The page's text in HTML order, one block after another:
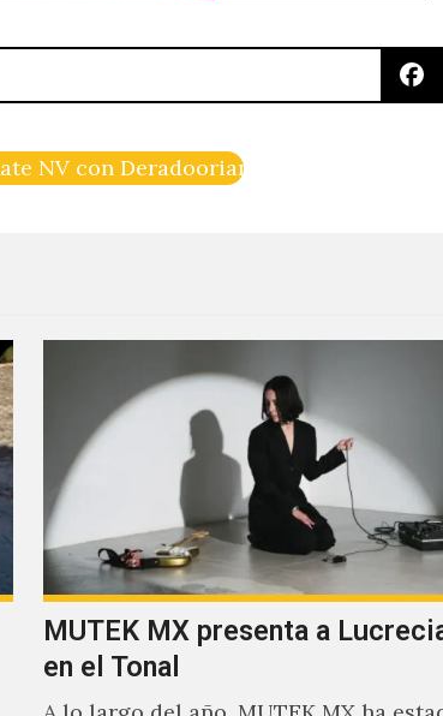
NV con Deradoorian
MUTEK MX presenta a
en el Tonal